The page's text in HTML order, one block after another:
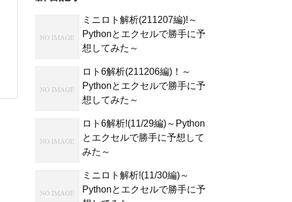
ミニロト解析(211207編)!～
Pythonとエクセルで勝手に予
想してみた～
ロト6解析(211206編)！～
Pythonとエクセルで勝手に予
想してみた～
ロト6解析!(11/29編)～Python
とエクセルで勝手に予想して
みた～
ミニロト解析!(11/30編)～
Pythonとエクセルで勝手に予